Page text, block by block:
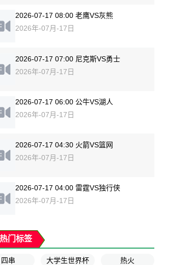
2026-07-17 08:00 老鹰VS灰熊
2026年-07月-17日
2026-07-17 07:00 尼克斯VS勇士
2026年-07月-17日
2026-07-17 06:00 公牛VS湖人
2026年-07月-17日
2026-07-17 04:30 火箭VS篮网
2026年-07月-17日
2026-07-17 04:00 雷霆VS独行侠
2026年-07月-17日
热门标签
四串 大学生世界杯 热火